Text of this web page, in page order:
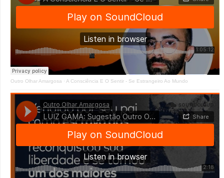
Outro Olhar Amargosa · A Consciência E O Sentir - Se Estrangeiro Ao Mundo